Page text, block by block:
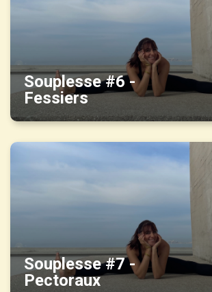
Souplesse #6 -
Fessiers
Souplesse #7 -
Pectoraux